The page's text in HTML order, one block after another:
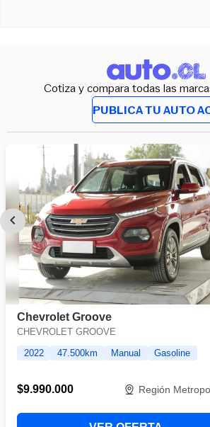
Cotiza y compara todas las
PUBLICA TU AUTO